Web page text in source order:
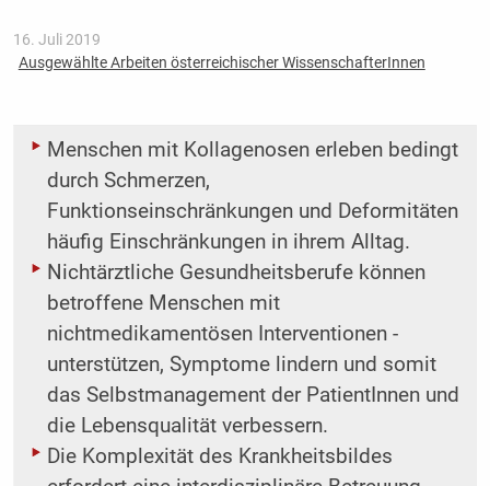
16. Juli 2019
Ausgewählte Arbeiten österreichischer WissenschafterInnen
Menschen mit Kollagenosen erleben bedingt
durch Schmerzen,
Funktionseinschränkungen und Deformitäten
häufig Einschränkungen in ihrem Alltag.
Nichtärztliche Gesundheitsberufe können
betroffene Menschen mit
nichtmedikamentösen Interventionen ­
unterstützen, Symptome lindern und somit
das Selbstmanagement der PatientInnen und
die Lebensqualität ­verbessern.
Die Komplexität des Krankheitsbildes